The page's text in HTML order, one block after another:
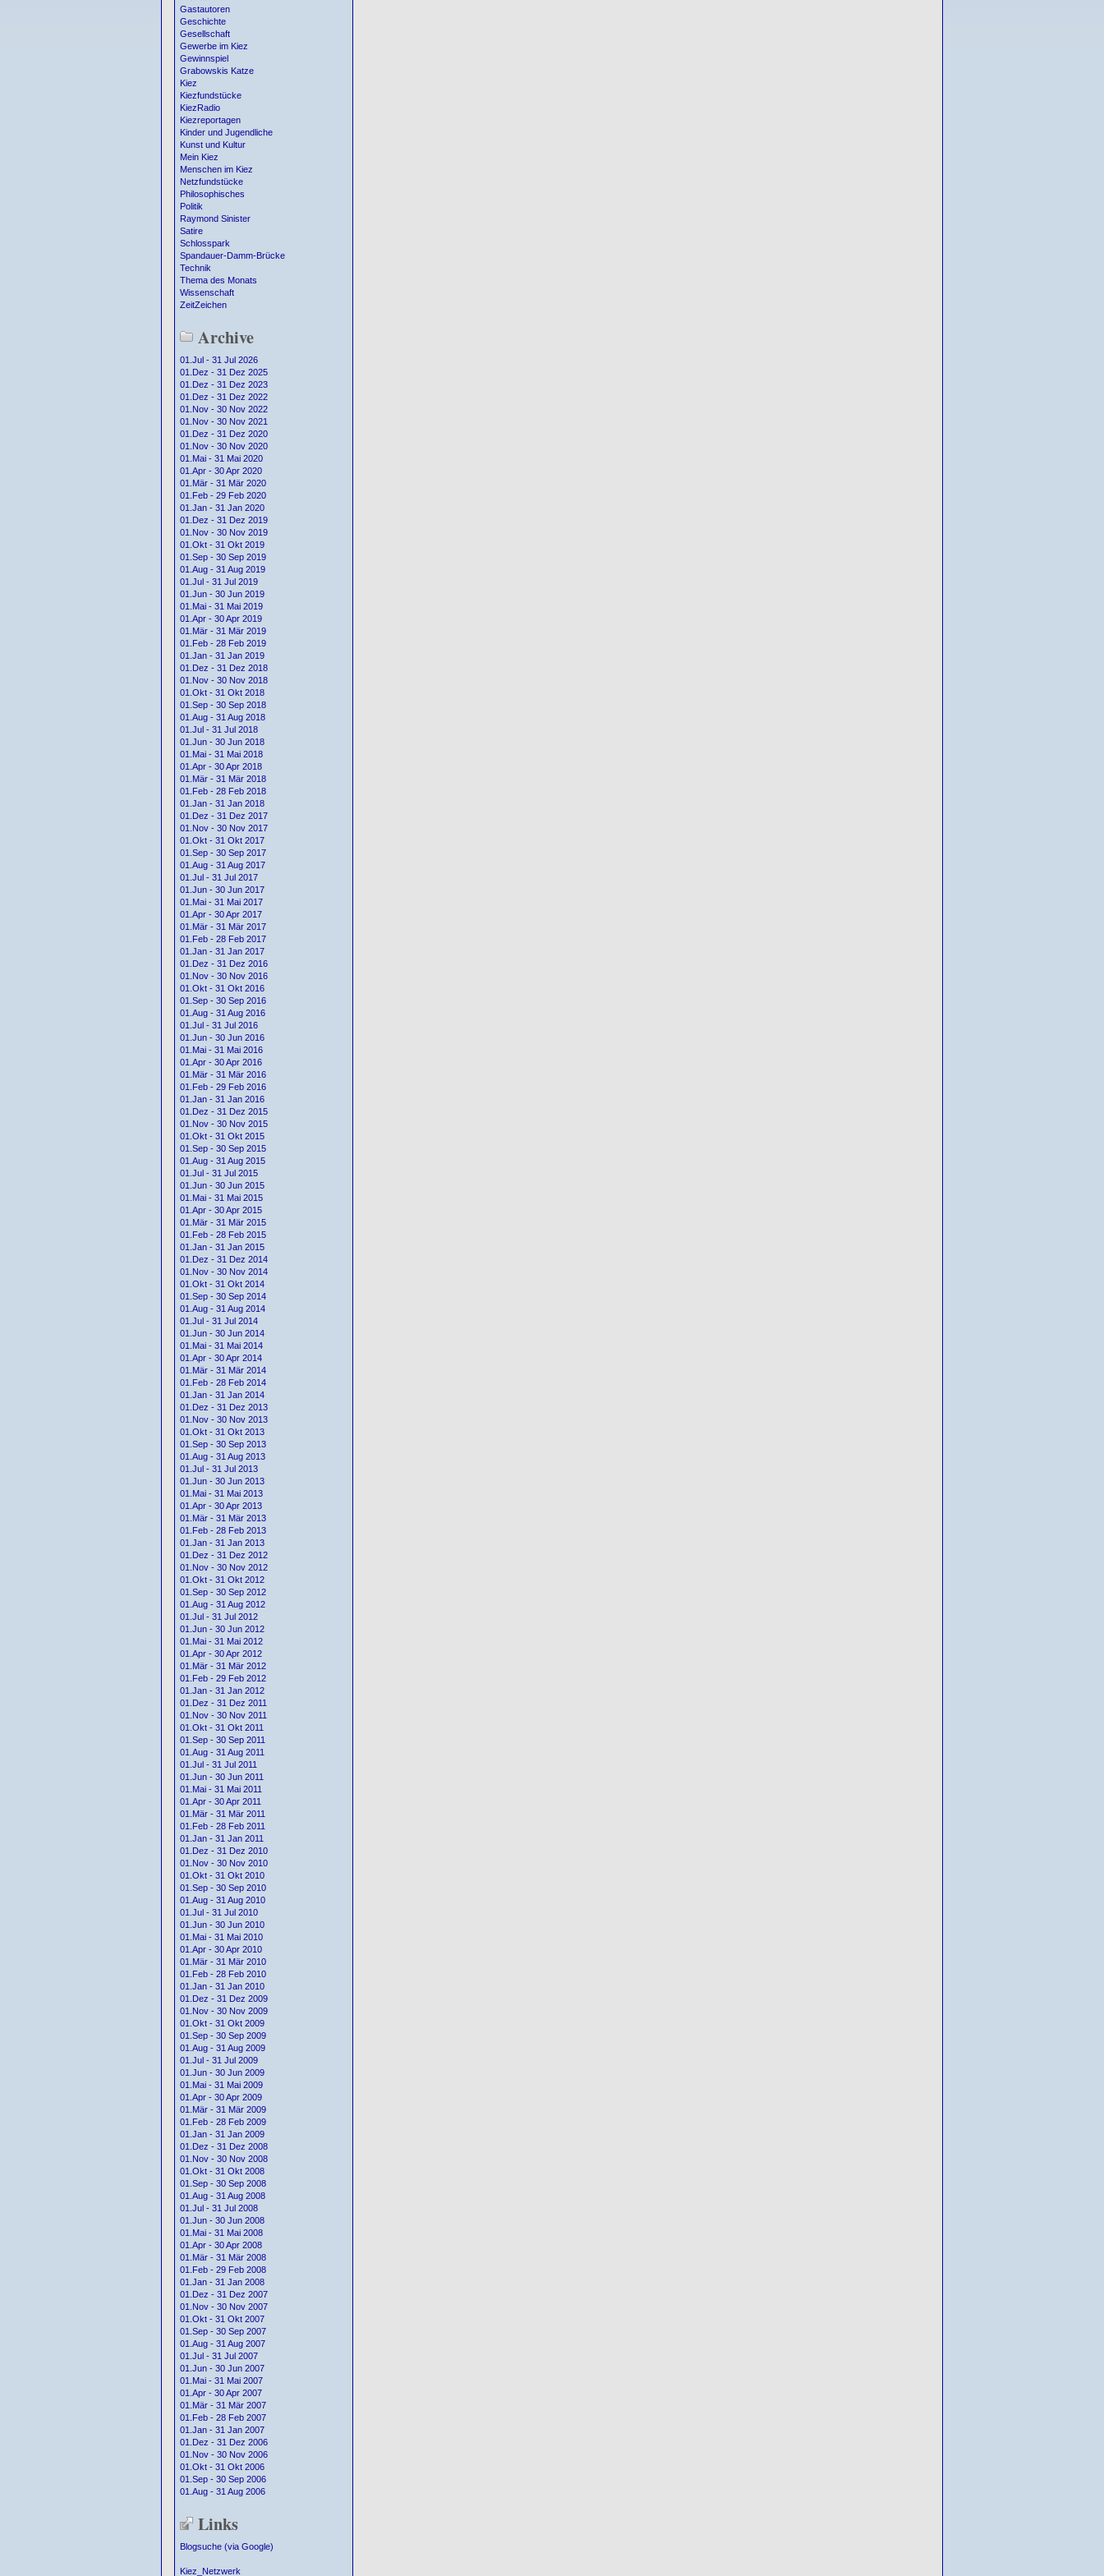
Gastautoren
Geschichte
Gesellschaft
Gewerbe im Kiez
Gewinnspiel
Grabowskis Katze
Kiez
Kiezfundstücke
KiezRadio
Kiezreportagen
Kinder und Jugendliche
Kunst und Kultur
Mein Kiez
Menschen im Kiez
Netzfundstücke
Philosophisches
Politik
Raymond Sinister
Satire
Schlosspark
Spandauer-Damm-Brücke
Technik
Thema des Monats
Wissenschaft
ZeitZeichen
Archive
01.Jul - 31 Jul 2026
01.Dez - 31 Dez 2025
01.Dez - 31 Dez 2023
01.Dez - 31 Dez 2022
01.Nov - 30 Nov 2022
01.Nov - 30 Nov 2021
01.Dez - 31 Dez 2020
01.Nov - 30 Nov 2020
01.Mai - 31 Mai 2020
01.Apr - 30 Apr 2020
01.Mär - 31 Mär 2020
01.Feb - 29 Feb 2020
01.Jan - 31 Jan 2020
01.Dez - 31 Dez 2019
01.Nov - 30 Nov 2019
01.Okt - 31 Okt 2019
01.Sep - 30 Sep 2019
01.Aug - 31 Aug 2019
01.Jul - 31 Jul 2019
01.Jun - 30 Jun 2019
01.Mai - 31 Mai 2019
01.Apr - 30 Apr 2019
01.Mär - 31 Mär 2019
01.Feb - 28 Feb 2019
01.Jan - 31 Jan 2019
01.Dez - 31 Dez 2018
01.Nov - 30 Nov 2018
01.Okt - 31 Okt 2018
01.Sep - 30 Sep 2018
01.Aug - 31 Aug 2018
01.Jul - 31 Jul 2018
01.Jun - 30 Jun 2018
01.Mai - 31 Mai 2018
01.Apr - 30 Apr 2018
01.Mär - 31 Mär 2018
01.Feb - 28 Feb 2018
01.Jan - 31 Jan 2018
01.Dez - 31 Dez 2017
01.Nov - 30 Nov 2017
01.Okt - 31 Okt 2017
01.Sep - 30 Sep 2017
01.Aug - 31 Aug 2017
01.Jul - 31 Jul 2017
01.Jun - 30 Jun 2017
01.Mai - 31 Mai 2017
01.Apr - 30 Apr 2017
01.Mär - 31 Mär 2017
01.Feb - 28 Feb 2017
01.Jan - 31 Jan 2017
01.Dez - 31 Dez 2016
01.Nov - 30 Nov 2016
01.Okt - 31 Okt 2016
01.Sep - 30 Sep 2016
01.Aug - 31 Aug 2016
01.Jul - 31 Jul 2016
01.Jun - 30 Jun 2016
01.Mai - 31 Mai 2016
01.Apr - 30 Apr 2016
01.Mär - 31 Mär 2016
01.Feb - 29 Feb 2016
01.Jan - 31 Jan 2016
01.Dez - 31 Dez 2015
01.Nov - 30 Nov 2015
01.Okt - 31 Okt 2015
01.Sep - 30 Sep 2015
01.Aug - 31 Aug 2015
01.Jul - 31 Jul 2015
01.Jun - 30 Jun 2015
01.Mai - 31 Mai 2015
01.Apr - 30 Apr 2015
01.Mär - 31 Mär 2015
01.Feb - 28 Feb 2015
01.Jan - 31 Jan 2015
01.Dez - 31 Dez 2014
01.Nov - 30 Nov 2014
01.Okt - 31 Okt 2014
01.Sep - 30 Sep 2014
01.Aug - 31 Aug 2014
01.Jul - 31 Jul 2014
01.Jun - 30 Jun 2014
01.Mai - 31 Mai 2014
01.Apr - 30 Apr 2014
01.Mär - 31 Mär 2014
01.Feb - 28 Feb 2014
01.Jan - 31 Jan 2014
01.Dez - 31 Dez 2013
01.Nov - 30 Nov 2013
01.Okt - 31 Okt 2013
01.Sep - 30 Sep 2013
01.Aug - 31 Aug 2013
01.Jul - 31 Jul 2013
01.Jun - 30 Jun 2013
01.Mai - 31 Mai 2013
01.Apr - 30 Apr 2013
01.Mär - 31 Mär 2013
01.Feb - 28 Feb 2013
01.Jan - 31 Jan 2013
01.Dez - 31 Dez 2012
01.Nov - 30 Nov 2012
01.Okt - 31 Okt 2012
01.Sep - 30 Sep 2012
01.Aug - 31 Aug 2012
01.Jul - 31 Jul 2012
01.Jun - 30 Jun 2012
01.Mai - 31 Mai 2012
01.Apr - 30 Apr 2012
01.Mär - 31 Mär 2012
01.Feb - 29 Feb 2012
01.Jan - 31 Jan 2012
01.Dez - 31 Dez 2011
01.Nov - 30 Nov 2011
01.Okt - 31 Okt 2011
01.Sep - 30 Sep 2011
01.Aug - 31 Aug 2011
01.Jul - 31 Jul 2011
01.Jun - 30 Jun 2011
01.Mai - 31 Mai 2011
01.Apr - 30 Apr 2011
01.Mär - 31 Mär 2011
01.Feb - 28 Feb 2011
01.Jan - 31 Jan 2011
01.Dez - 31 Dez 2010
01.Nov - 30 Nov 2010
01.Okt - 31 Okt 2010
01.Sep - 30 Sep 2010
01.Aug - 31 Aug 2010
01.Jul - 31 Jul 2010
01.Jun - 30 Jun 2010
01.Mai - 31 Mai 2010
01.Apr - 30 Apr 2010
01.Mär - 31 Mär 2010
01.Feb - 28 Feb 2010
01.Jan - 31 Jan 2010
01.Dez - 31 Dez 2009
01.Nov - 30 Nov 2009
01.Okt - 31 Okt 2009
01.Sep - 30 Sep 2009
01.Aug - 31 Aug 2009
01.Jul - 31 Jul 2009
01.Jun - 30 Jun 2009
01.Mai - 31 Mai 2009
01.Apr - 30 Apr 2009
01.Mär - 31 Mär 2009
01.Feb - 28 Feb 2009
01.Jan - 31 Jan 2009
01.Dez - 31 Dez 2008
01.Nov - 30 Nov 2008
01.Okt - 31 Okt 2008
01.Sep - 30 Sep 2008
01.Aug - 31 Aug 2008
01.Jul - 31 Jul 2008
01.Jun - 30 Jun 2008
01.Mai - 31 Mai 2008
01.Apr - 30 Apr 2008
01.Mär - 31 Mär 2008
01.Feb - 29 Feb 2008
01.Jan - 31 Jan 2008
01.Dez - 31 Dez 2007
01.Nov - 30 Nov 2007
01.Okt - 31 Okt 2007
01.Sep - 30 Sep 2007
01.Aug - 31 Aug 2007
01.Jul - 31 Jul 2007
01.Jun - 30 Jun 2007
01.Mai - 31 Mai 2007
01.Apr - 30 Apr 2007
01.Mär - 31 Mär 2007
01.Feb - 28 Feb 2007
01.Jan - 31 Jan 2007
01.Dez - 31 Dez 2006
01.Nov - 30 Nov 2006
01.Okt - 31 Okt 2006
01.Sep - 30 Sep 2006
01.Aug - 31 Aug 2006
Links
Blogsuche (via Google)
Kiez_Netzwerk